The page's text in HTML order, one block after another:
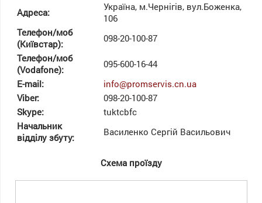
Адреса:
Україна, м.Чернігів, вул.Боженка,
106
Телефон/моб
(Київстар):
098-20-100-87
Телефон/моб
(Vodafone):
095-600-16-44
E-mail:
info@promservis.cn.ua
Viber:
098-20-100-87
Skype:
tuktcbfc
Начальник
відділу збуту:
Василенко Сергій Васильович
Схема проїзду